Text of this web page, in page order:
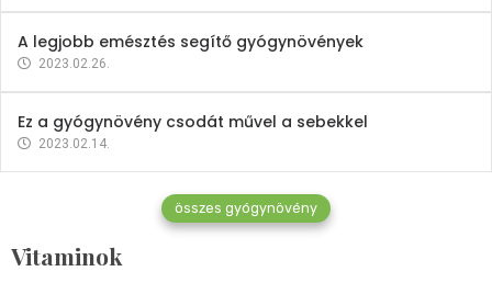
A legjobb emésztés segítő gyógynövények
2023.02.26.
Ez a gyógynövény csodát művel a sebekkel
2023.02.14.
összes gyógynövény
Vitaminok
Vitaminok
Mindent a B-12 vitaminról
2023.02.27.